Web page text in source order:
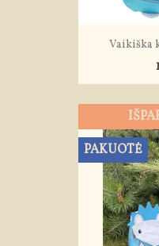
Vaikiška
PAKUOTĖ